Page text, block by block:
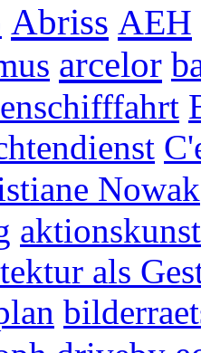
Abriss AEH
arcelor
Nowak
aktionskunst
als